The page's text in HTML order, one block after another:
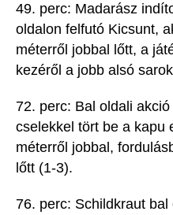
49. perc: Madarász
oldalon felfutó Kicsunt,
méterről jobbal lőtt, a
kezéről a jobb alsó
72. perc: Bal oldali
cselekkel tört be a kapu
méterről jobbal,
lőtt (1-3).
76. perc: Schildkraut